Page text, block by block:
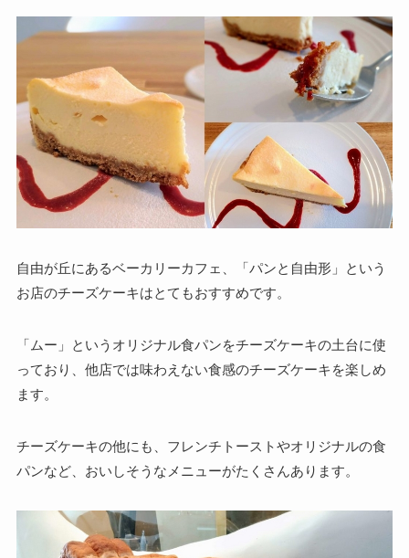
自由が丘にあるベーカリーカフェ、「パンと自由形」という
お店のチーズケーキはとてもおすすめです。
「ムー」というオリジナル食パンをチーズケーキの土台に使
っており、他店では味わえない食感のチーズケーキを楽しめ
ます。
チーズケーキの他にも、フレンチトーストやオリジナルの食
パンなど、おいしそうなメニューがたくさんあります。